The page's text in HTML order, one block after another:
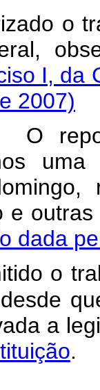
o
I, da
2007)
O
e
dada
o
a